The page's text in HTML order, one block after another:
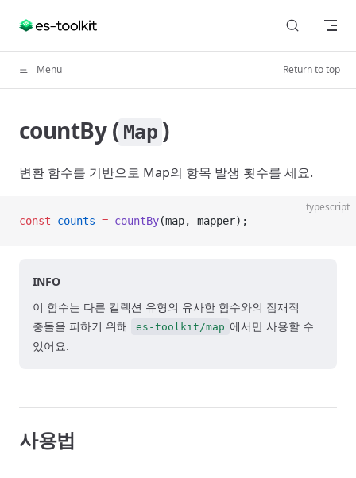
Skip to content
Menu Return to top
countBy ( Map )
변환 함수를 기반으로 Map의 항목 발생 횟수를 세요.
typescript
const counts = countBy(map, mapper);
INFO
이 함수는 다른 컬렉션 유형의 유사한 함수와의 잠재적
충돌을 피하기 위해
es-toolkit/map 에서만 사용할 수
있어요.
사용법